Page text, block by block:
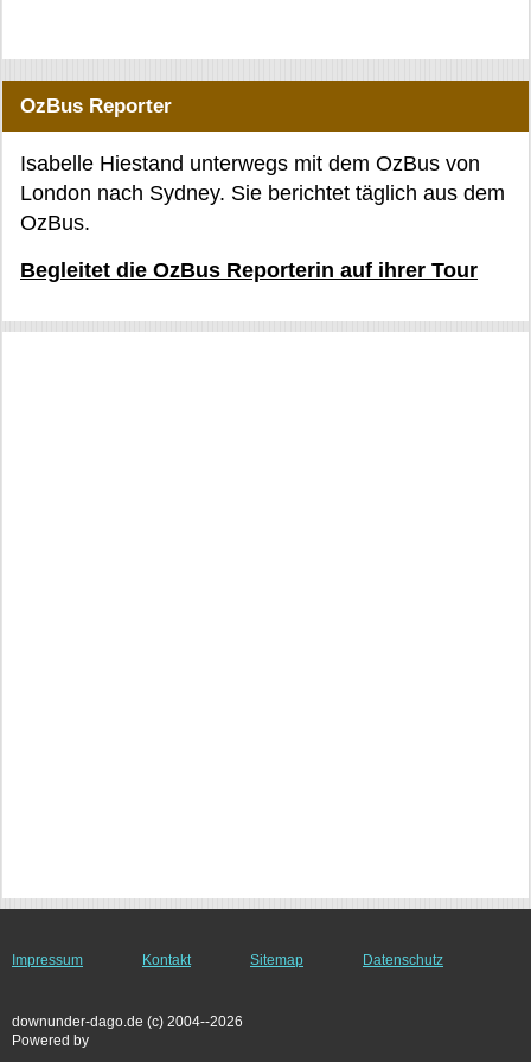
OzBus Reporter
Isabelle Hiestand unterwegs mit dem OzBus von
London nach Sydney. Sie berichtet täglich aus dem
OzBus.
Begleitet die OzBus Reporterin auf ihrer Tour
Impressum Kontakt Sitemap Datenschutz
downunder-dago.de (c) 2004--2026
Powered by